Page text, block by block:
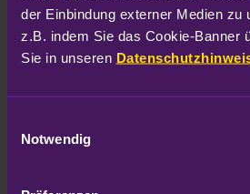
der Einbindung externer Medien zu
z.B. indem Sie das Cookie-Banner
Sie in unseren
Notwendig